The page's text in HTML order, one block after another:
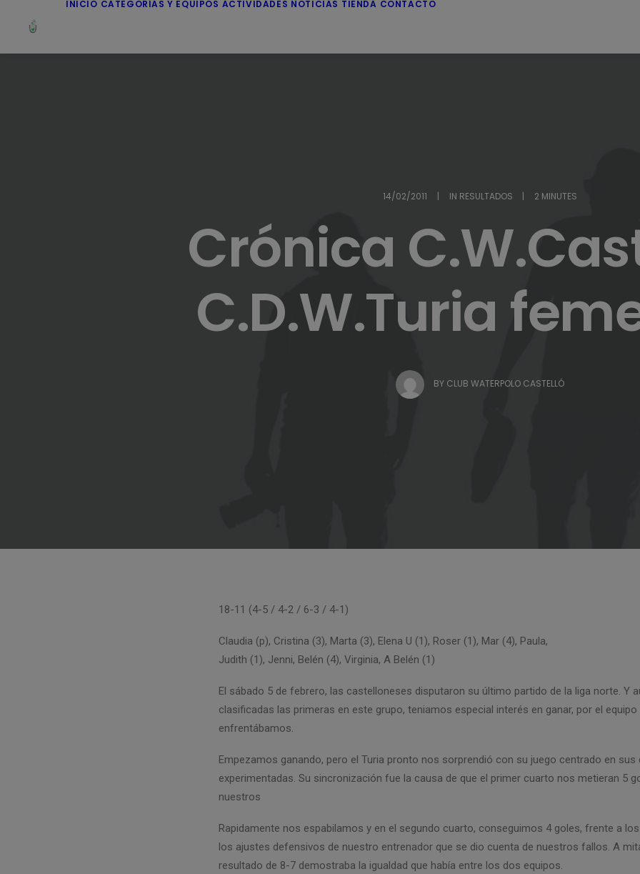
INICIO CATEGORÍAS Y EQUIPOS ACTIVIDADES NOTICIAS TIENDA CONTACTO
14/02/2011 | IN RESULTADOS | 2 MINUTES
Crónica
C.D.W.Turia
BY CLUB WATERPOLO CASTELLÓ
18-11 (4-5 / 4-2 / 6-3 / 4-1)
Claudia (p), Cristina (3), Marta (3), Elena U (1), Roser (1), Mar (4), Paula,
Judith (1), Jenni, Belén (4), Virginia, A Belén (1)
El sábado 5 de febrero, las castelloneses disputaron su último partido de la liga norte. Y
clasificadas las primeras en este grupo, teniamos especial interés en ganar, por el equipo
enfrentábamos.
Empezamos ganando, pero el Turia pronto nos sorprendió con su juego centrado en
experimentadas. Su sincronización fue la causa de que el primer cuarto nos metieran 5
nuestros
Rapidamente nos espabilamos y en el segundo cuarto, conseguimos 4 goles, frente a
los ajustes defensivos de nuestro entrenador que se dio cuenta de nuestros fallos. A
resultado de 8-7 demostraba la igualdad que había entre los dos equipos.